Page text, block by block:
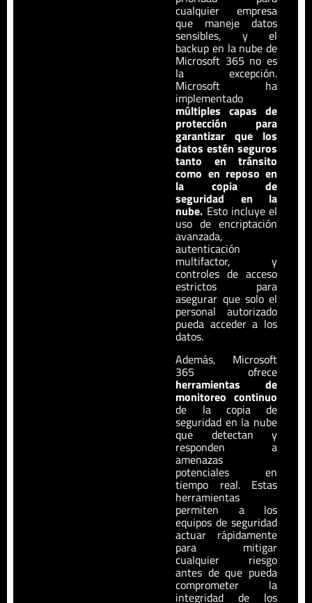
cualquier empresa
que maneje datos
sensibles, y el
backup en la nube de
Microsoft 365 no es
la excepción.
Microsoft ha
implementado
múltiples capas de
protección para
garantizar que los
datos estén seguros
tanto en tránsito
como en reposo en
la copia de
seguridad en la
nube. Esto incluye el
uso de encriptación
avanzada,
autenticación
multifactor, y
controles de acceso
estrictos para
asegurar que solo el
personal autorizado
pueda acceder a los
datos.
Además, Microsoft
365 ofrece
herramientas de
monitoreo continuo
de la copia de
seguridad en la nube
que detectan y
responden a
amenazas
potenciales en
tiempo real. Estas
herramientas
permiten a los
equipos de seguridad
actuar rápidamente
para mitigar
cualquier riesgo
antes de que pueda
comprometer la
integridad de los